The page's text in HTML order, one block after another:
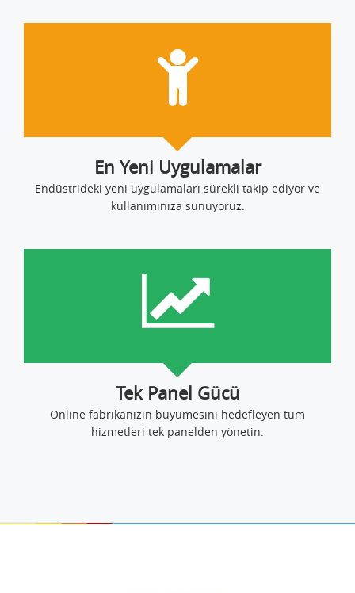
En Yeni Uygulamalar
Endüstrideki yeni uygulamaları sürekli takip ediyor ve
kullanımınıza sunuyoruz.
Tek Panel Gücü
Online fabrikanızın büyümesini hedefleyen tüm
hizmetleri tek panelden yönetin.